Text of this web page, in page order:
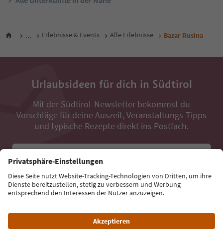
... Erlebnisse & Events Alle Erlebnisse Bazar Rusina
Urlaubsideen für dich in Südtirol
Mit der Südtirol-Newsletter bekommst du
Vorschläge für deine Auszeit, Veranstaltungs-Tipps
und typische Rezepte direkt ins Postfach.
Jetzt anmelden